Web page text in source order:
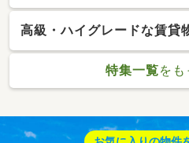
高級・ハイグレードな賃貸
特集一覧をも